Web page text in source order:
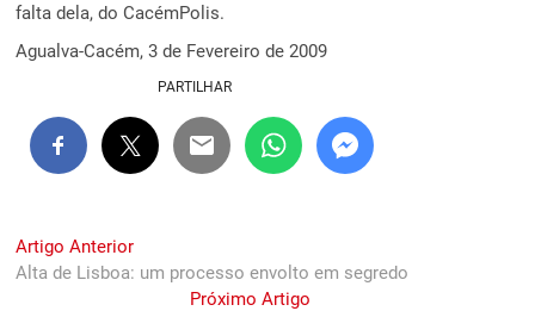
falta dela, do CacémPolis.
Agualva-Cacém, 3 de Fevereiro de 2009
PARTILHAR
Navegação
de
Artigo AnteriorPrevious
post:
Alta de Lisboa: um processo envolto em segredo
Próximo ArtigoNext